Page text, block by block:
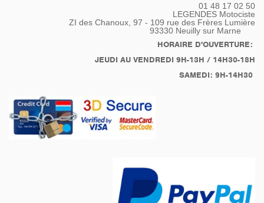
01 48 17 02 50
LEGENDES Motociste
ZI des Chanoux, 97 - 109 rue des Frères Lumière
93330 Neuilly sur Marne
HORAIRE D'OUVERTURE:
JEUDI AU VENDREDI 9H-13H / 14H30-18H
SAMEDI: 9H-14H30